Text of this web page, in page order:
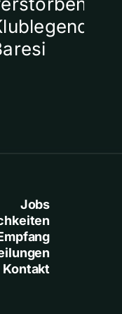
Jobs
Kontakt